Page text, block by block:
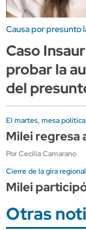
Causa por presunto
Caso
probar la
del
El martes, mesa política
Milei regresa
Por Cecilia Camarano
Cierre de la gira regional
Milei
Otras